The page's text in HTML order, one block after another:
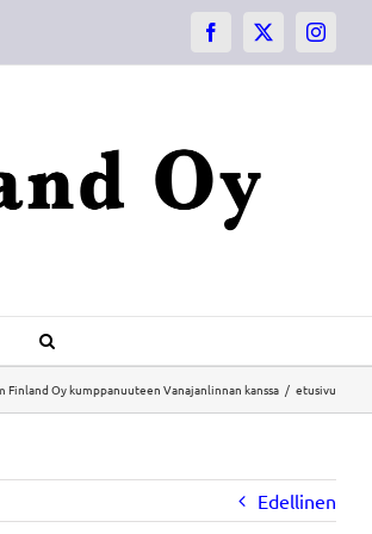
Facebook
X
Finland Oy kumppanuuteen Vanajanlinnan kanssa etusivu
Edellinen